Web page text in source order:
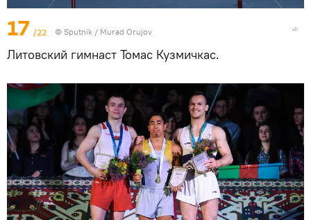
17 /22 © Sputnik / Murad Orujov
Литовский гимнаст Томас Кузмичкас.